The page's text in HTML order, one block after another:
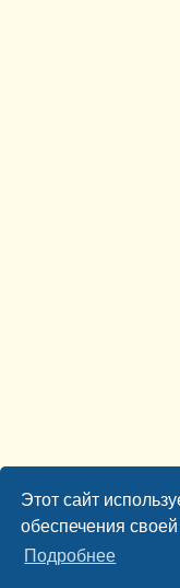
Этот сайт
обеспечения
Подробнее